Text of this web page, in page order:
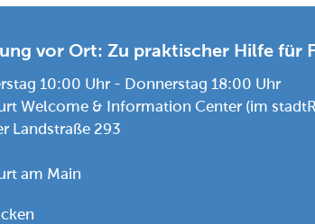
vor Ort: Zu praktischer Hilfe für
10:00 Uhr - Donnerstag 18:00 Uhr
Welcome & Information Center (im
Landstraße 293
am Main